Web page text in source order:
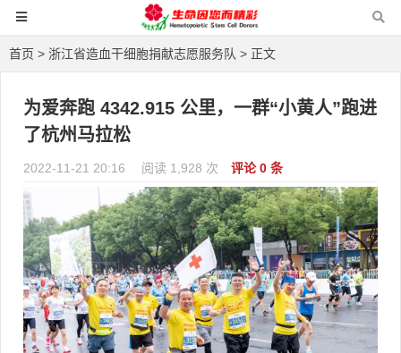
首页 > 浙江省造血干细胞捐献志愿服务队 > 正文
为爱奔跑 4342.915 公里，一群“小黄人”跑进
了杭州马拉松
2022-11-21 20:16 阅读 1,928 次 评论 0 条